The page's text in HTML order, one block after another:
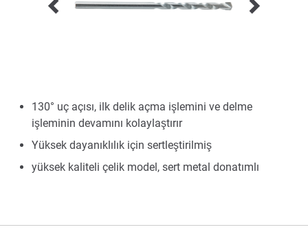
130° uç açısı, ilk delik açma işlemini ve delme
işleminin devamını kolaylaştırır
Yüksek dayanıklılık için sertleştirilmiş
yüksek kaliteli çelik model, sert metal donatımlı